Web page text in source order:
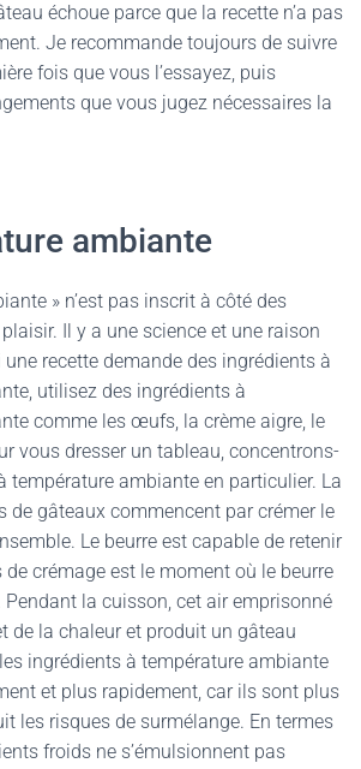
échoue parce que la recette n’a pas
Je recommande toujours de suivre
fois que vous l’essayez, puis
que vous jugez nécessaires la
ambiante
» n’est pas inscrit à côté des
Il y a une science et une raison
une recette demande des ingrédients à
utilisez des ingrédients à
comme les œufs, la crème aigre, le
vous dresser un tableau, concentrons-
température ambiante en particulier. La
de gâteaux commencent par crémer le
Le beurre est capable de retenir
de crémage est le moment où le beurre
la cuisson, cet air emprisonné
de la chaleur et produit un gâteau
ingrédients à température ambiante
et plus rapidement, car ils sont plus
les risques de surmélange. En termes
froids ne s’émulsionnent pas